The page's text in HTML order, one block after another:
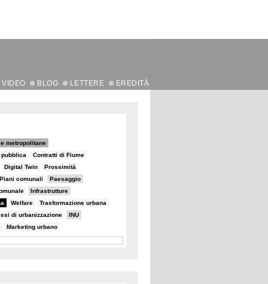
VIDEO BLOG LETTERE EREDITÀ
metropolitane
Contratti di Fiume
Digital Twin Prossimità
Piani comunali Paesaggio
Infrastrutture
Welfare Trasformazione urbana
di urbanizzazione INU
Marketing urbano